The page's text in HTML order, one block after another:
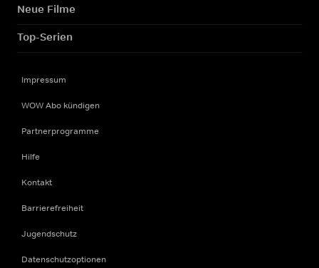
Neue Filme
Top-Serien
Impressum
WOW Abo kündigen
Partnerprogramme
Hilfe
Kontakt
Barrierefreiheit
Jugendschutz
Datenschutzoptionen